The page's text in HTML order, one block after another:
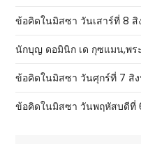
ข้อคิดในมิสซา วันเสาร์ที่ 8 สิ
นักบุญ ดอมินิก เด กุซแมน,พร
ข้อคิดในมิสซา วันศุกร์ที่ 7 สิ
ข้อคิดในมิสซา วันพฤหัสบดีที่